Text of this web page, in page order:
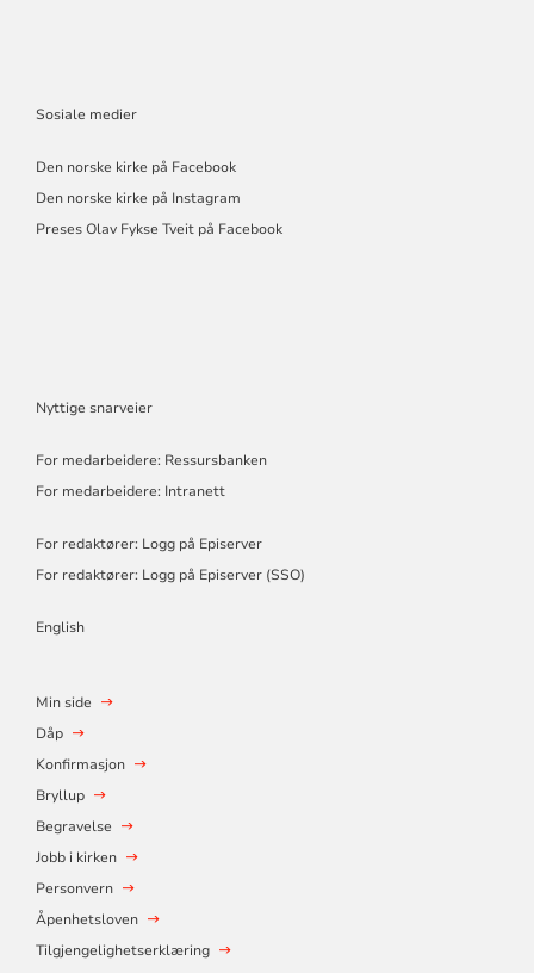
Sosiale medier
Den norske kirke på Facebook
Den norske kirke på Instagram
Preses Olav Fykse Tveit på Facebook
Nyttige snarveier
For medarbeidere: Ressursbanken
For medarbeidere: Intranett
For redaktører: Logg på Episerver
For redaktører: Logg på Episerver (SSO)
English
Min side
Dåp
Konfirmasjon
Bryllup
Begravelse
Jobb i kirken
Personvern
Åpenhetsloven
Tilgjengelighetserklæring